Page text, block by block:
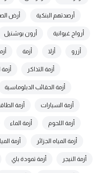
أرصدتهم البنكية أرض
أرواح غيوانية أرون بوشنيل
أزرو أزلا أزمة
أزمة التذاكر
أزمة الحقائب الدبلوماسية
أزمة السيارات أزمة
أزمة اللحوم أزمة الماء
أزمة المياه الجزائر أزمة
أزمة النيجر أزمة تمودة باي